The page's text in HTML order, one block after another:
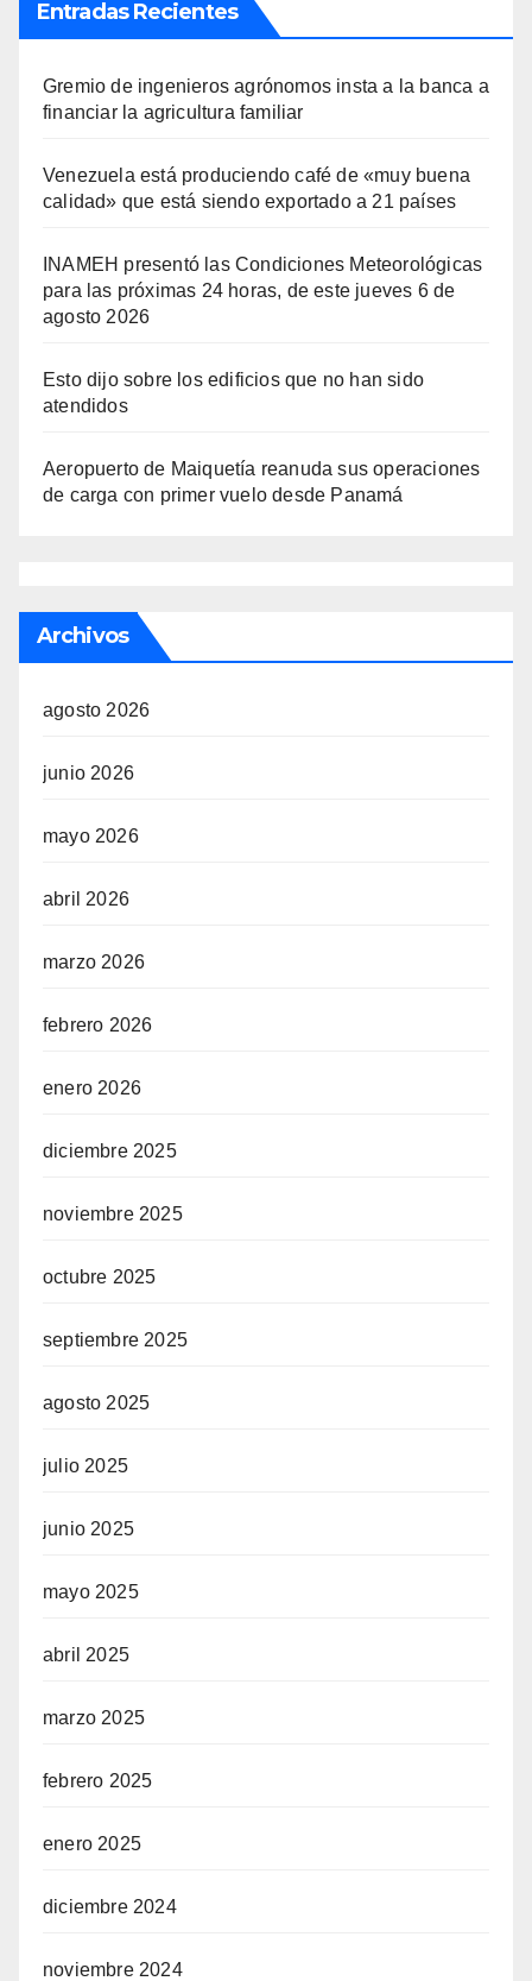
Entradas Recientes
Gremio de ingenieros agrónomos insta a la banca a
financiar la agricultura familiar
Venezuela está produciendo café de «muy buena
calidad» que está siendo exportado a 21 países
INAMEH presentó las Condiciones Meteorológicas
para las próximas 24 horas, de este jueves 6 de
agosto 2026
Esto dijo sobre los edificios que no han sido
atendidos
Aeropuerto de Maiquetía reanuda sus operaciones
de carga con primer vuelo desde Panamá
Archivos
agosto 2026
junio 2026
mayo 2026
abril 2026
marzo 2026
febrero 2026
enero 2026
diciembre 2025
noviembre 2025
octubre 2025
septiembre 2025
agosto 2025
julio 2025
junio 2025
mayo 2025
abril 2025
marzo 2025
febrero 2025
enero 2025
diciembre 2024
noviembre 2024